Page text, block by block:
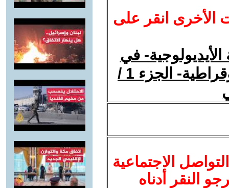
الأخرى انقر على
الأيديولوجية- في
إيران من الميتافيزيقا إلى البيروقراطية- الجزء 1 /
الاجتماعية
النقر أدناه